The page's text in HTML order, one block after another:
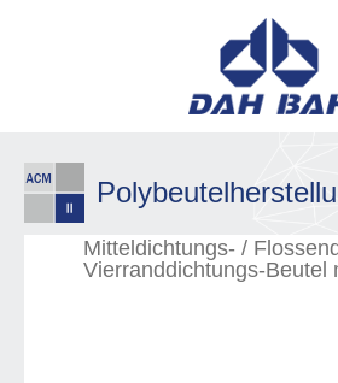
Mitteldichtungs- /
Vierranddichtungs-Beutel